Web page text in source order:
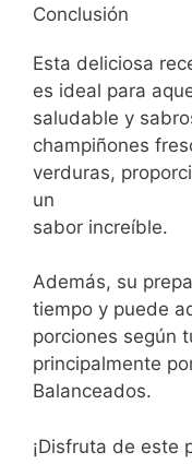
Conclusión
Esta deliciosa
es ideal para
saludable y
champiñones
verduras,
un
sabor increíble.
Además, su
tiempo y puede
porciones según
principalmente
Balanceados.
¡Disfruta de este